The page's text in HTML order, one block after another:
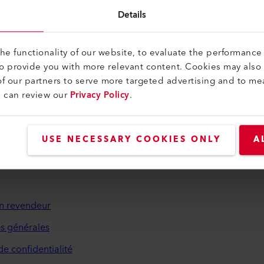
Details
functionality of our website, to evaluate the
provide you with more relevant content. Cookies may
our partners to serve more targeted advertising and to
review ourPrivacy Policy.
USE NECESSARY COOKIES ONLY
Chevauchement du guide de collage
thermique 20 mm
175.332
et aide
revendeur
générales
confidentialité